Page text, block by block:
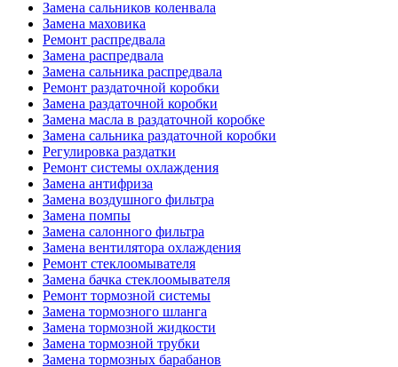
Замена сальников коленвала
Замена маховика
Ремонт распредвала
Замена распредвала
Замена сальника распредвала
Ремонт раздаточной коробки
Замена раздаточной коробки
Замена масла в раздаточной коробке
Замена сальника раздаточной коробки
Регулировка раздатки
Ремонт системы охлаждения
Замена антифриза
Замена воздушного фильтра
Замена помпы
Замена салонного фильтра
Замена вентилятора охлаждения
Ремонт стеклоомывателя
Замена бачка стеклоомывателя
Ремонт тормозной системы
Замена тормозного шланга
Замена тормозной жидкости
Замена тормозной трубки
Замена тормозных барабанов